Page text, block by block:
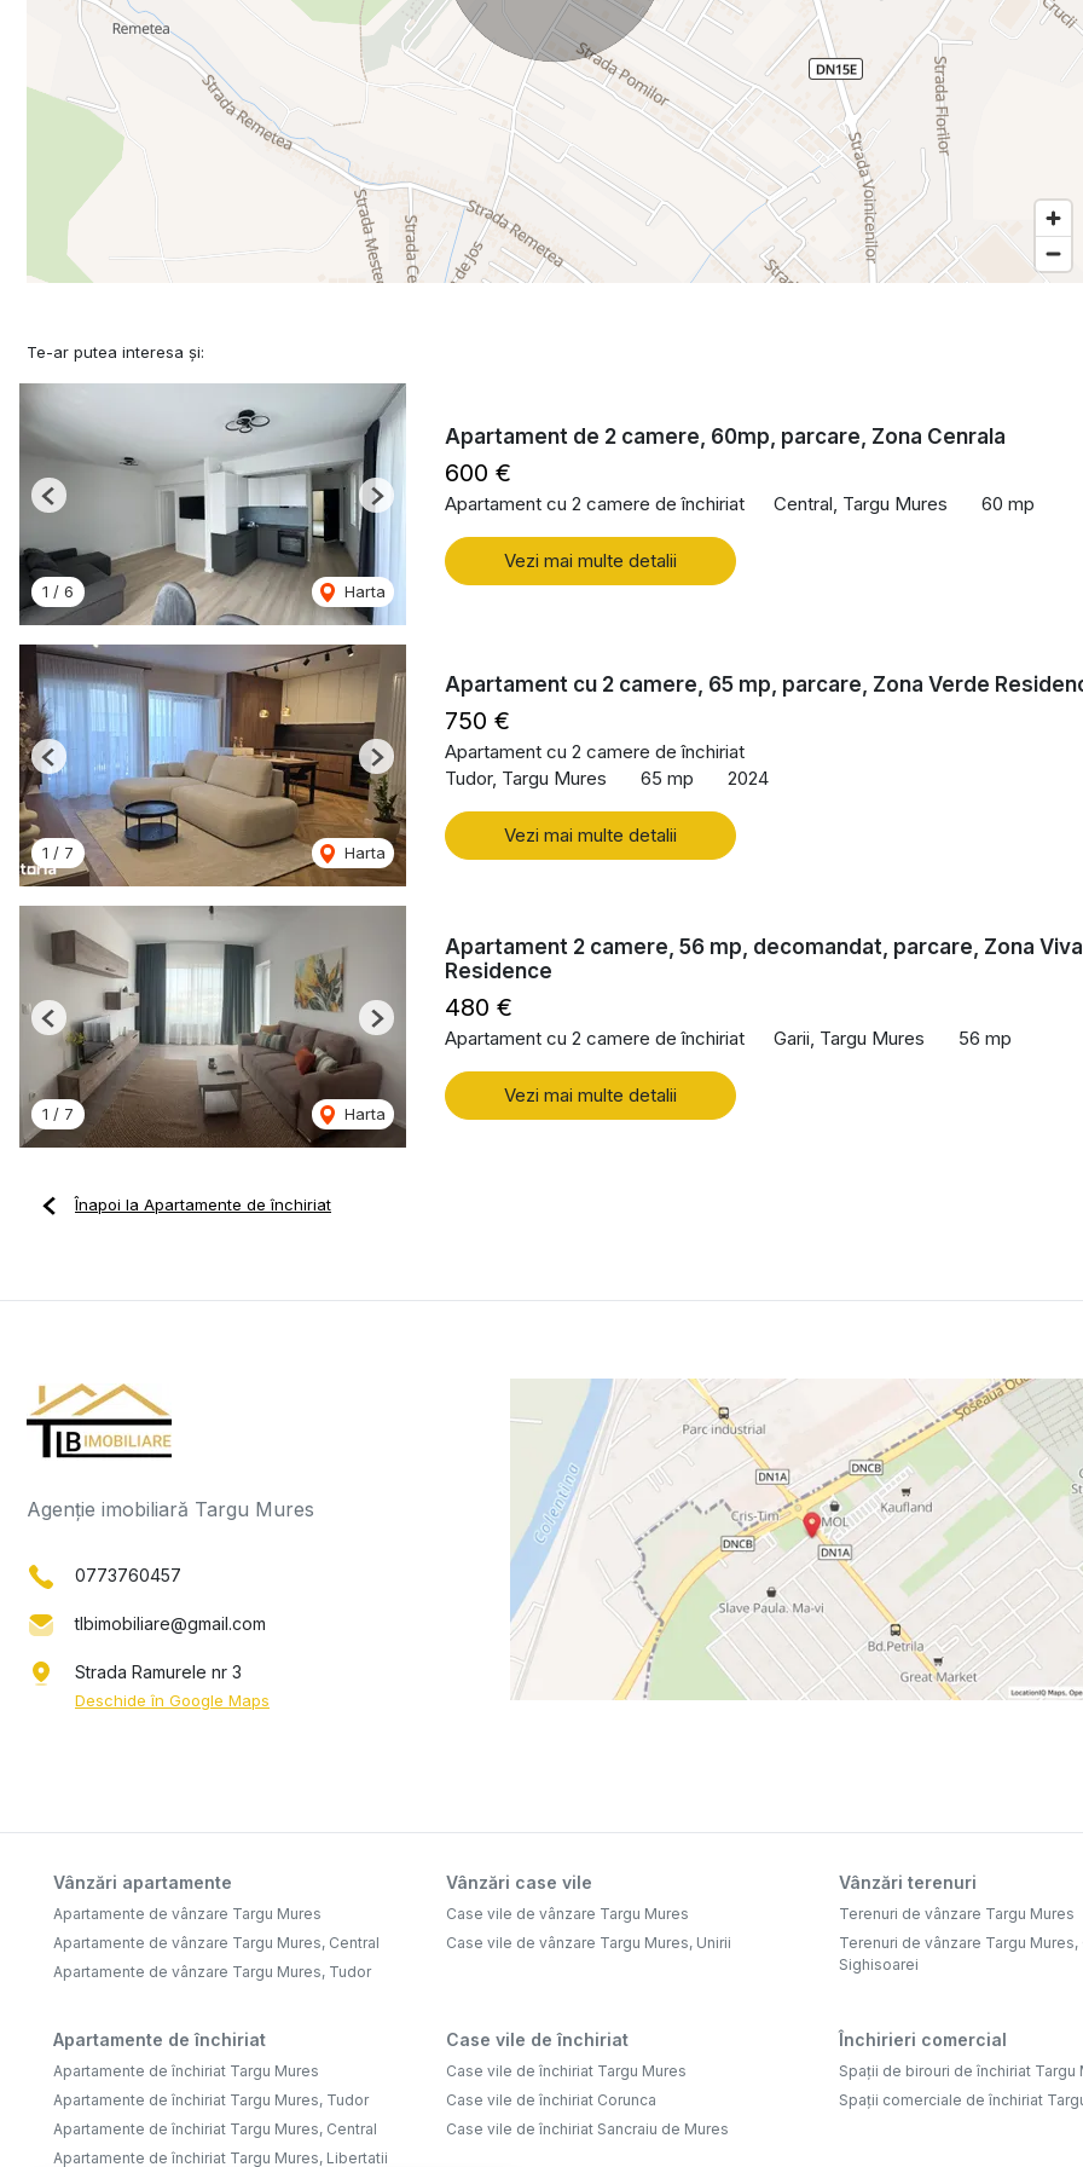
Te-ar putea interesa și:
1 / 6 Harta
Previous Next
Apartament de 2 camere, 60mp, parcare, Zona Cenrala
600 €
Apartament cu 2 camere de închiriat Central, Targu Mures 60 mp
Vezi mai multe detalii
1 / 7 Harta
Previous Next
Apartament cu 2 camere, 65 mp, parcare, Zona Verde
750 €
Apartament cu 2 camere de închiriat
Tudor, Targu Mures
65 mp 2024
Vezi mai multe detalii
1 / 7 Harta
Previous Next
Apartament 2 camere, 56 mp, decomandat, parcare, Zona
Residence
480 €
Apartament cu 2 camere de închiriat Garii, Targu Mures 56 mp
Vezi mai multe detalii
Înapoi la Apartamente de închiriat
Agenție imobiliară Targu Mures
0773760457
tlbimobiliare@gmail.com
Strada Ramurele nr 3
Deschide în Google Maps
Vânzări apartamente
Apartamente de vânzare Targu Mures
Apartamente de vânzare Targu Mures, Central
Apartamente de vânzare Targu Mures, Tudor
Vânzări case vile
Case vile de vânzare Targu Mures
Case vile de vânzare Targu Mures, Unirii
Vânzări terenuri
Terenuri de vânzare Targu Mures
Terenuri de vânzare Targu Mures,
Sighisoarei
Apartamente de închiriat
Apartamente de închiriat Targu Mures
Apartamente de închiriat Targu Mures, Tudor
Apartamente de închiriat Targu Mures, Central
Apartamente de închiriat Targu Mures, Libertatii
Case vile de închiriat
Case vile de închiriat Targu Mures
Case vile de închiriat Corunca
Case vile de închiriat Sancraiu de Mures
Închirieri comercial
Spații de birouri de închiriat Targu
Spații comerciale de închiriat